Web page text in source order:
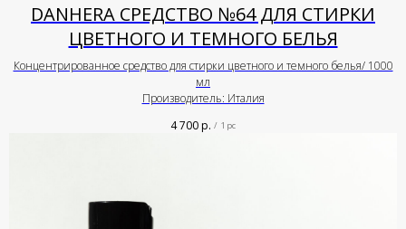
DANHERA СРЕДСТВО №64 ДЛЯ СТИРКИ
ЦВЕТНОГО И ТЕМНОГО БЕЛЬЯ
Концентрированное средство для стирки цветного и темного белья/ 1000
мл
Производитель: Италия
4 700р. / 1 pc